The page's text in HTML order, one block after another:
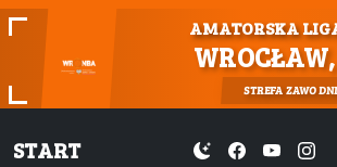
AMATORSKA
STREFA
START